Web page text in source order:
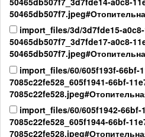
import_files/3d/3d7fde15-
50465db507f7_3d7fde17-a0c8-
import_files/60/605f193f-66bf-
7085c22fe528_605f1941-66bf-
import_files/60/605f1942-66bf-
7085c22fe528_605f1944-66bf-